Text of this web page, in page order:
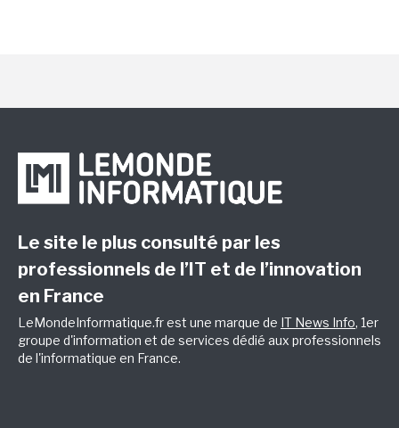
Le site le plus consulté par les
professionnels de l’IT et de l’innovation
en France
LeMondeInformatique.fr est une marque de IT News Info, 1er
groupe d'information et de services dédié aux professionnels
de l'informatique en France.